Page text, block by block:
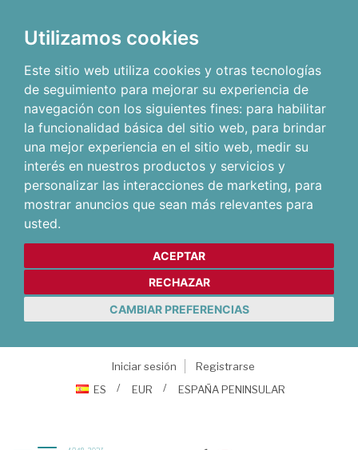
Utilizamos cookies
Este sitio web utiliza cookies y otras tecnologías
de seguimiento para mejorar su experiencia de
navegación con los siguientes fines: para habilitar
la funcionalidad básica del sitio web, para brindar
una mejor experiencia en el sitio web, medir su
interés en nuestros productos y servicios y
personalizar las interacciones de marketing, para
mostrar anuncios que sean más relevantes para
usted.
ACEPTAR
RECHAZAR
CAMBIAR PREFERENCIAS
Iniciar sesión
Registrarse
ES
EUR ESPAÑA PENINSULAR